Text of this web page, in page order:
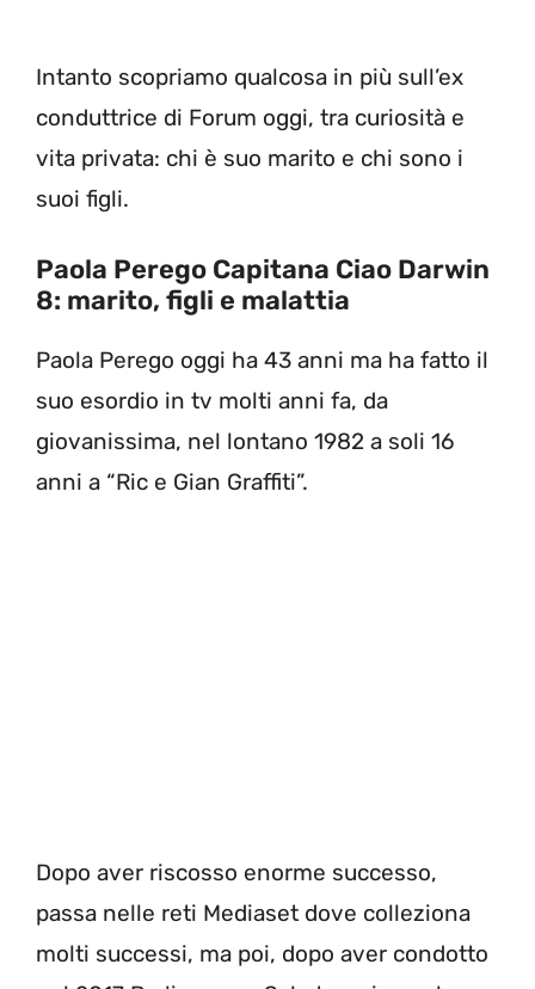
Intanto scopriamo qualcosa in più sull’ex
conduttrice di Forum oggi, tra curiosità e
vita privata: chi è suo marito e chi sono i
suoi figli.
Paola Perego Capitana Ciao Darwin
8: marito, figli e malattia
Paola Perego oggi ha 43 anni ma ha fatto il
suo esordio in tv molti anni fa, da
giovanissima, nel lontano 1982 a soli 16
anni a “Ric e Gian Graffiti”.
Dopo aver riscosso enorme successo,
passa nelle reti Mediaset dove colleziona
molti successi, ma poi, dopo aver condotto